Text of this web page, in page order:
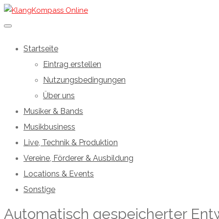
Startseite
Eintrag erstellen
Nutzungsbedingungen
Über uns
Musiker & Bands
Musikbusiness
Live, Technik & Produktion
Vereine, Förderer & Ausbildung
Locations & Events
Sonstige
Automatisch gespeicherter